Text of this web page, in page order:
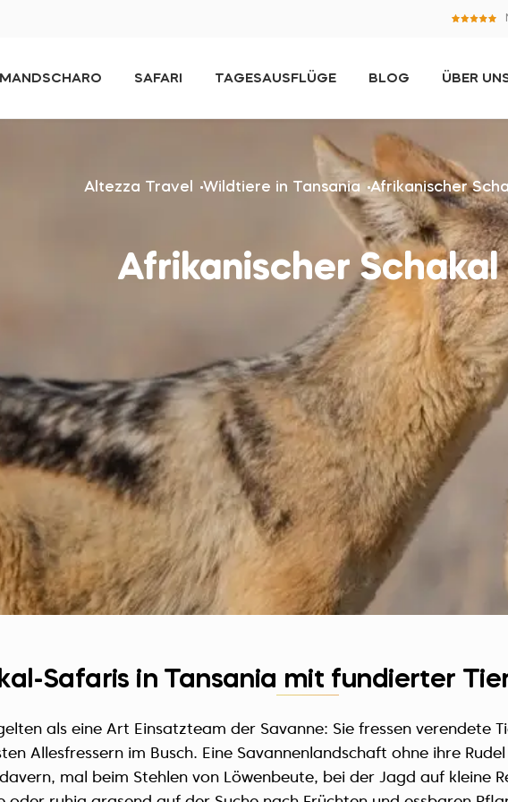
SAFARI TAGESAUSFLÜGE BLOG ÜBER
Altezza Travel Wildtiere in Tansania Afrikanischer
Afrikanischer Schakal
Safaris in Tansania mit fundierter
als eine Art Einsatzteam der Savanne: Sie fressen verendete
Allesfressern im Busch. Eine Savannenlandschaft ohne ihre
mal beim Stehlen von Löwenbeute, bei der Jagd auf kleine